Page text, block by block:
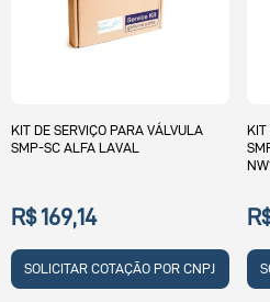
KIT DE SERVIÇO PARA VÁLVULA
SMP-SC ALFA LAVAL
R$ 169,14
SOLICITAR COTAÇÃO POR CNPJ
KIT